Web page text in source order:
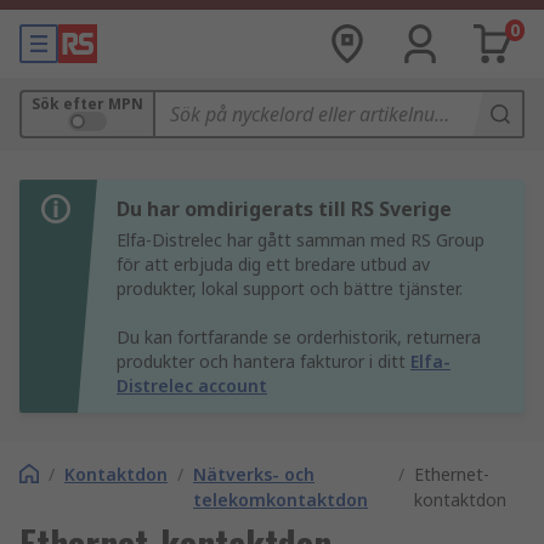
0
Sök efter MPN
Du har omdirigerats till RS Sverige
Elfa-Distrelec har gått samman med RS Group
för att erbjuda dig ett bredare utbud av
produkter, lokal support och bättre tjänster.
Du kan fortfarande se orderhistorik, returnera
produkter och hantera fakturor i ditt Elfa-
Distrelec account
/ Kontaktdon / Nätverks- och
telekomkontaktdon
/ Ethernet-
kontaktdon